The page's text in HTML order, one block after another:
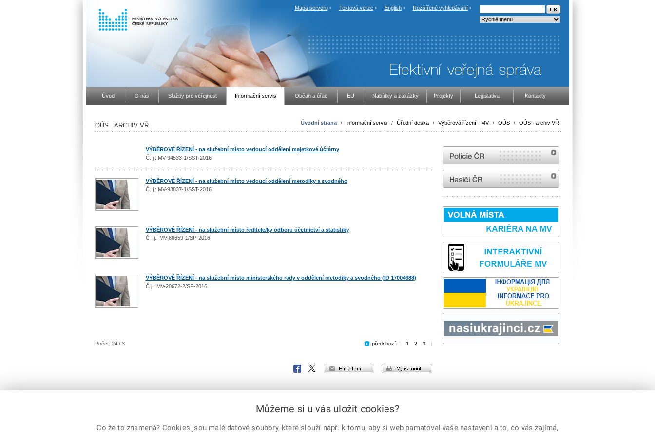
Mapa serveru Textová verze English Rozšířené vyhledávání
Úvod O nás Služby pro veřejnost Informační servis Občan a úřad EU Nabídky a zakázky Projekty Legislativa Kontakty
Úvodní strana / Informační servis / Úřední deska / Výběrová řízení - MV / OÚS / OÚS - archiv VŘ
OÚS - ARCHIV VŘ
VÝBĚROVÉ ŘÍZENÍ - na služební místo vedoucí oddělení majetkové účtárny
Č. j.: MV-94533-1/SST-2016
VÝBĚROVÉ ŘÍZENÍ - na služební místo vedoucí oddělení metodiky a svodného
Č. j.: MV-93837-1/SST-2016
VÝBĚROVÉ ŘÍZENÍ - na služební místo ředitele/ky odboru účetnictví a statistiky
Č . j.: MV-88659-1/SP-2016
VÝBĚROVÉ ŘÍZENÍ - na služební místo ministerského rady v oddělení metodiky a svodného (ID 17004688)
Č.j.: MV-20672-2/SP-2016
Počet: 24 / 3 předchozí 1 2 3
vytisknout
e-mailem
X
Facebook
internetové stránky Policie ČR
internetové stránky Hasiči ČR
Můžeme si u vás uložit cookies?
Co že to znamená? Cookies jsou malé datové soubory, které slouží např. k tomu, aby si web pamatoval vaše nastavení a to, co vás zajímá,